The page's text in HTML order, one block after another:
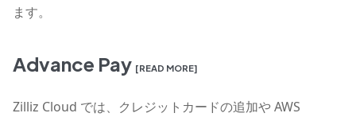
ます。
Advance Pay [READ MORE]
Zilliz Cloud では、クレジットカードの追加や AWS